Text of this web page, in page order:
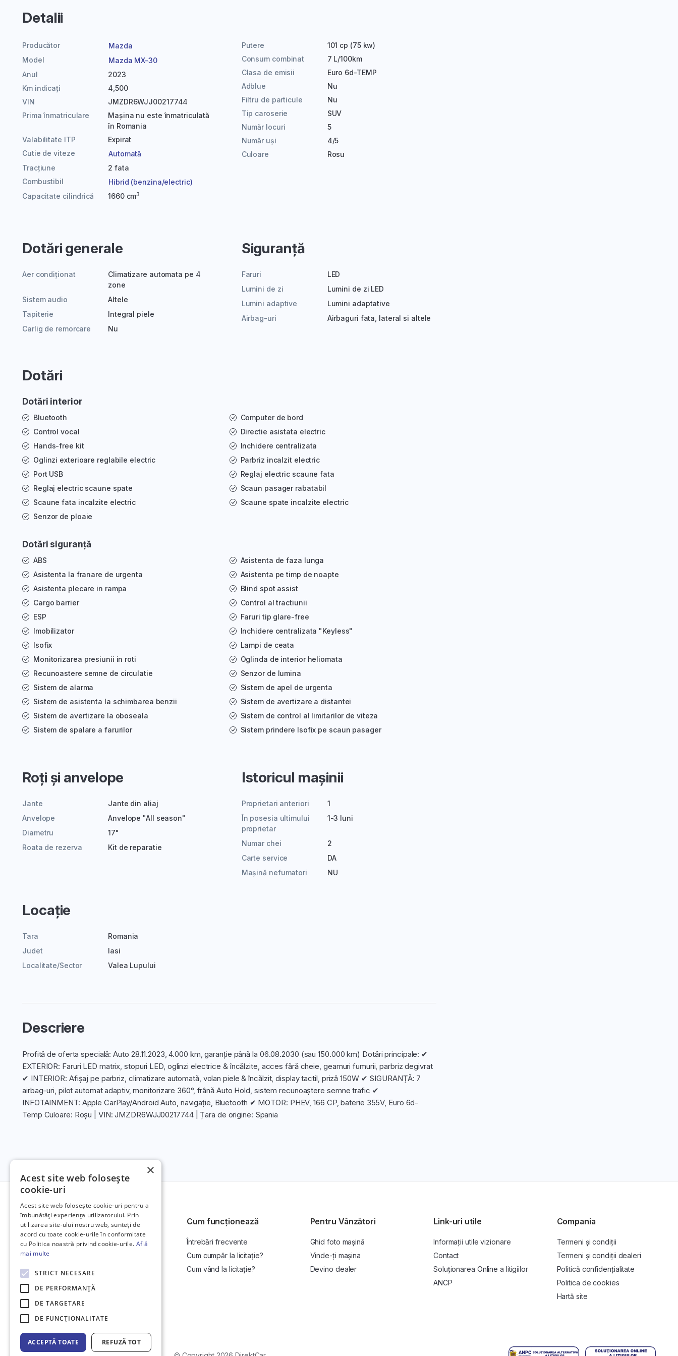
Detalii
Producător
Mazda
Model
Mazda MX-30
Anul
2023
Km indicați
4,500
VIN
JMZDR6WJJ00217744
Prima înmatriculare
Mașina nu este înmatriculată
în Romania
Valabilitate ITP
Expirat
Cutie de viteze
Automată
Tracțiune
2 fata
Combustibil
Hibrid (benzina/electric)
Capacitate cilindrică
1660 cm3
Putere
101 cp (75 kw)
Consum combinat
7 L/100km
Clasa de emisii
Euro 6d-TEMP
Adblue
Nu
Filtru de particule
Nu
Tip caroserie
SUV
Număr locuri
5
Număr uși
4/5
Culoare
Rosu
Dotări generale
Aer condiționat
Climatizare automata pe 4
zone
Sistem audio
Altele
Tapiterie
Integral piele
Carlig de remorcare
Nu
Siguranță
Faruri
LED
Lumini de zi
Lumini de zi LED
Lumini adaptive
Lumini adaptative
Airbag-uri
Airbaguri fata, lateral si altele
Dotări
Dotări interior
Bluetooth
Computer de bord
Control vocal
Directie asistata electric
Hands-free kit
Inchidere centralizata
Oglinzi exterioare reglabile electric
Parbriz incalzit electric
Port USB
Reglaj electric scaune fata
Reglaj electric scaune spate
Scaun pasager rabatabil
Scaune fata incalzite electric
Scaune spate incalzite electric
Senzor de ploaie
Dotări siguranță
ABS
Asistenta de faza lunga
Asistenta la franare de urgenta
Asistenta pe timp de noapte
Asistenta plecare in rampa
Blind spot assist
Cargo barrier
Control al tractiunii
ESP
Faruri tip glare-free
Imobilizator
Inchidere centralizata "Keyless"
Isofix
Lampi de ceata
Monitorizarea presiunii in roti
Oglinda de interior heliomata
Recunoastere semne de circulatie
Senzor de lumina
Sistem de alarma
Sistem de apel de urgenta
Sistem de asistenta la schimbarea benzii
Sistem de avertizare a distantei
Sistem de avertizare la oboseala
Sistem de control al limitarilor de viteza
Sistem de spalare a farurilor
Sistem prindere Isofix pe scaun pasager
Roți și anvelope
Jante
Jante din aliaj
Anvelope
Anvelope "All season"
Diametru
17"
Roata de rezerva
Kit de reparatie
Istoricul mașinii
Proprietari anteriori
1
În posesia ultimului
proprietar
1-3 luni
Numar chei
2
Carte service
DA
Mașină nefumatori
NU
Locație
Tara
Romania
Judet
Iasi
Localitate/Sector
Valea Lupului
Descriere
Profită de oferta specială: Auto 28.11.2023, 4.000 km, garanție până la 06.08.2030 (sau 150.000 km) Dotări principale: ✔
EXTERIOR: Faruri LED matrix, stopuri LED, oglinzi electrice & încălzite, acces fără cheie, geamuri fumurii, parbriz degivrat
✔ INTERIOR: Afișaj pe parbriz, climatizare automată, volan piele & încălzit, display tactil, priză 150W ✔ SIGURANȚĂ: 7
airbag-uri, pilot automat adaptiv, monitorizare 360°, frână Auto Hold, sistem recunoaștere semne trafic ✔
INFOTAINMENT: Apple CarPlay/Android Auto, navigație, Bluetooth ✔ MOTOR: PHEV, 166 CP, baterie 355V, Euro 6d-
Temp Culoare: Roșu | VIN: JMZDR6WJJ00217744 | Țara de origine: Spania
Platformă de anunțuri auto și licitații
auto online.
Cum funcționează
Întrebări frecvente
Cum cumpăr la licitație?
Cum vând la licitație?
Pentru Vânzători
Ghid foto mașină
Vinde-ți mașina
Devino dealer
Link-uri utile
Informații utile vizionare
Contact
Soluționarea Online a litigiilor
ANCP
Compania
Termeni și condiții
Termeni și condiții dealeri
Politică confidențialitate
Politica de cookies
Hartă site
×
Acest site web folosește
cookie-uri
Acest site web folosește cookie-uri pentru a
îmbunătăți experiența utilizatorului. Prin
utilizarea site-ului nostru web, sunteți de
acord cu toate cookie-urile în conformitate
cu Politica noastră privind cookie-urile. Află
mai multe
STRICT NECESARE
DE PERFORMANȚĂ
DE TARGETARE
DE FUNCŢIONALITATE
ACCEPTĂ TOATE REFUZĂ TOT